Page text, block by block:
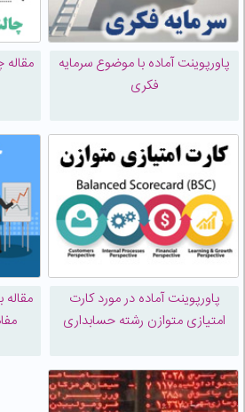
پاورپوینت آماده با موضوع سرمایه
فکری
پاورپوینت آماده در مورد کارت
امتیازی متوازن رشته حسابداری
مقاله